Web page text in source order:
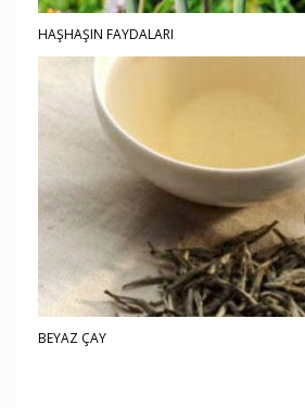
HAŞHAŞIN FAYDALARI
BEYAZ ÇAY